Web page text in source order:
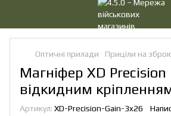
Оптичні прилади Приціли на
Магніфер XD Precision
відкидним
Артикул: XD-Precision-Gain-3x26